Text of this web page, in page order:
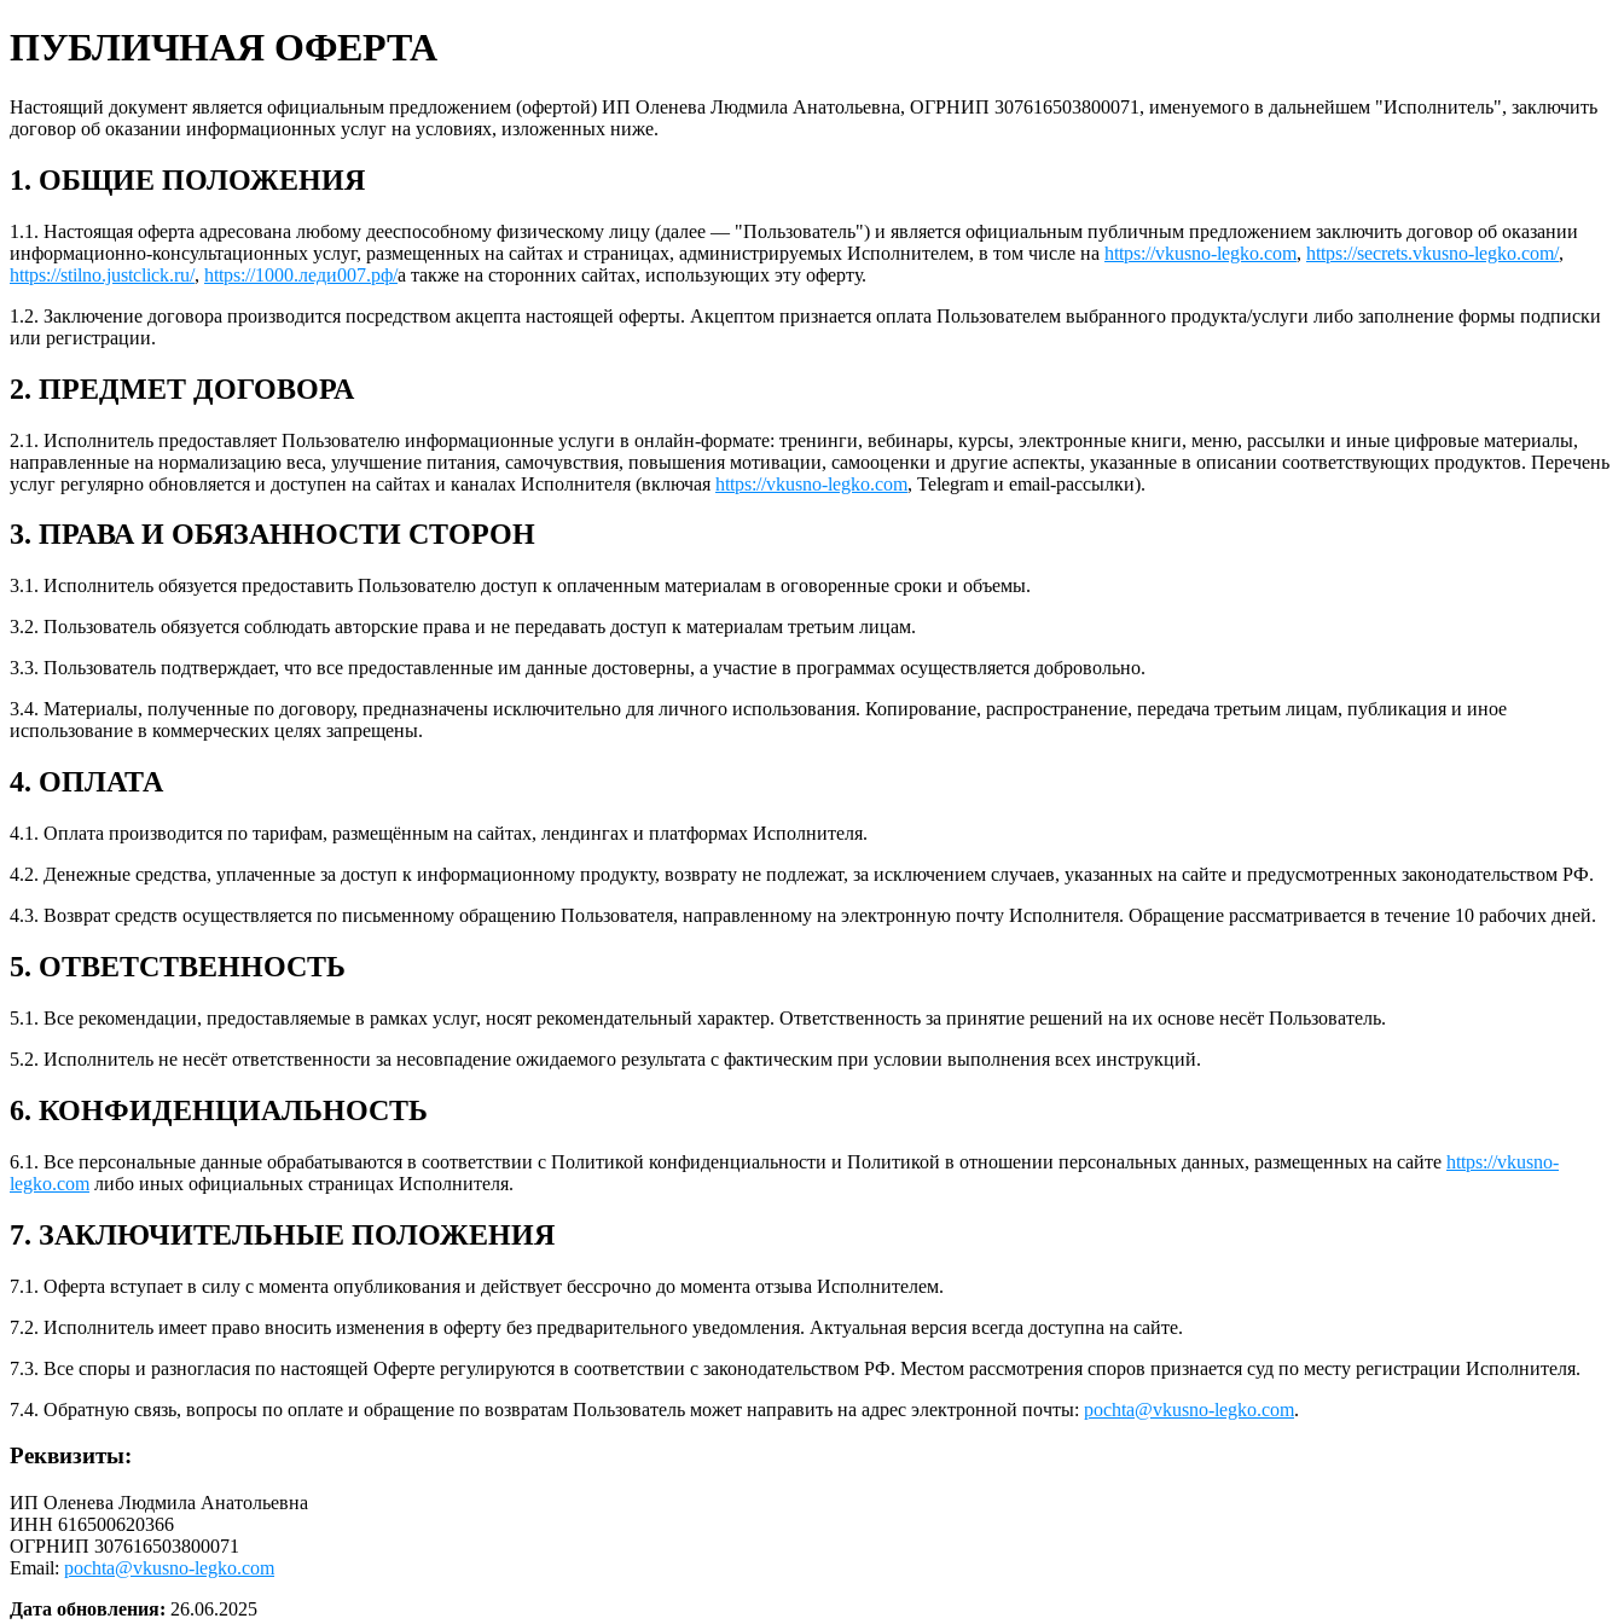
ПУБЛИЧНАЯ ОФЕРТА
Настоящий документ является официальным предложением (офертой) ИП Оленева Людмила Анатольевна, ОГРНИП 307616503800071, именуемого в дальнейшем "Исполнитель", заключить
договор об оказании информационных услуг на условиях, изложенных ниже.
1. ОБЩИЕ ПОЛОЖЕНИЯ
1.1. Настоящая оферта адресована любому дееспособному физическому лицу (далее — "Пользователь") и является официальным публичным предложением заключить договор об оказании
информационно-консультационных услуг, размещенных на сайтах и страницах, администрируемых Исполнителем, в том числе на https://vkusno-legko.com, https://secrets.vkusno-legko.com/,
https://stilno.justclick.ru/, https://1000.леди007.рф/а также на сторонних сайтах, использующих эту оферту.
1.2. Заключение договора производится посредством акцепта настоящей оферты. Акцептом признается оплата Пользователем выбранного продукта/услуги либо заполнение формы подписки
или регистрации.
2. ПРЕДМЕТ ДОГОВОРА
2.1. Исполнитель предоставляет Пользователю информационные услуги в онлайн-формате: тренинги, вебинары, курсы, электронные книги, меню, рассылки и иные цифровые материалы,
направленные на нормализацию веса, улучшение питания, самочувствия, повышения мотивации, самооценки и другие аспекты, указанные в описании соответствующих продуктов. Перечень
услуг регулярно обновляется и доступен на сайтах и каналах Исполнителя (включая https://vkusno-legko.com, Telegram и email-рассылки).
3. ПРАВА И ОБЯЗАННОСТИ СТОРОН
3.1. Исполнитель обязуется предоставить Пользователю доступ к оплаченным материалам в оговоренные сроки и объемы.
3.2. Пользователь обязуется соблюдать авторские права и не передавать доступ к материалам третьим лицам.
3.3. Пользователь подтверждает, что все предоставленные им данные достоверны, а участие в программах осуществляется добровольно.
3.4. Материалы, полученные по договору, предназначены исключительно для личного использования. Копирование, распространение, передача третьим лицам, публикация и иное
использование в коммерческих целях запрещены.
4. ОПЛАТА
4.1. Оплата производится по тарифам, размещённым на сайтах, лендингах и платформах Исполнителя.
4.2. Денежные средства, уплаченные за доступ к информационному продукту, возврату не подлежат, за исключением случаев, указанных на сайте и предусмотренных законодательством РФ.
4.3. Возврат средств осуществляется по письменному обращению Пользователя, направленному на электронную почту Исполнителя. Обращение рассматривается в течение 10 рабочих дней.
5. ОТВЕТСТВЕННОСТЬ
5.1. Все рекомендации, предоставляемые в рамках услуг, носят рекомендательный характер. Ответственность за принятие решений на их основе несёт Пользователь.
5.2. Исполнитель не несёт ответственности за несовпадение ожидаемого результата с фактическим при условии выполнения всех инструкций.
6. КОНФИДЕНЦИАЛЬНОСТЬ
6.1. Все персональные данные обрабатываются в соответствии с Политикой конфиденциальности и Политикой в отношении персональных данных, размещенных на сайте https://vkusno-
legko.com либо иных официальных страницах Исполнителя.
7. ЗАКЛЮЧИТЕЛЬНЫЕ ПОЛОЖЕНИЯ
7.1. Оферта вступает в силу с момента опубликования и действует бессрочно до момента отзыва Исполнителем.
7.2. Исполнитель имеет право вносить изменения в оферту без предварительного уведомления. Актуальная версия всегда доступна на сайте.
7.3. Все споры и разногласия по настоящей Оферте регулируются в соответствии с законодательством РФ. Местом рассмотрения споров признается суд по месту регистрации Исполнителя.
7.4. Обратную связь, вопросы по оплате и обращение по возвратам Пользователь может направить на адрес электронной почты: pochta@vkusno-legko.com.
Реквизиты:
ИП Оленева Людмила Анатольевна
ИНН 616500620366
ОГРНИП 307616503800071
Email: pochta@vkusno-legko.com
Дата обновления: 26.06.2025